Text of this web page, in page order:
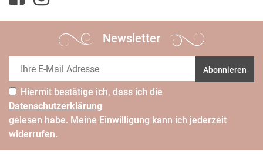
Newsletter
Abonnieren
Hiermit bestätige ich, dass ich die
Daten­schutz­erklärung
gelesen habe. Meine Einwilligung kann ich jederzeit
widerrufen.